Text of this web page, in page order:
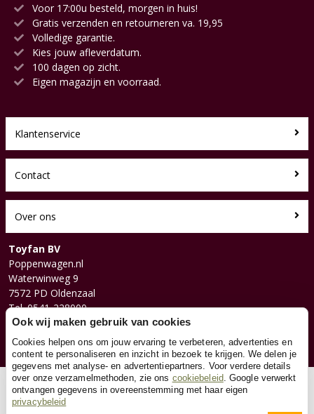
Voor 17:00u besteld, morgen in huis!
Gratis verzenden en retourneren va. 19,95
Volledige garantie.
Kies jouw afleverdatum.
100 dagen op zicht.
Eigen magazijn en voorraad.
Klantenservice
Contact
Over ons
Toyfan BV
Poppenwagen.nl
Waterwinweg 9
7572 PD Oldenzaal
Tel. 0541-228000
Facebook
Instagram
© 2026 Toyfan BV
Ook wij maken gebruik van cookies
Cookies helpen ons om jouw ervaring te verbeteren, advertenties en
content te personaliseren en inzicht in bezoek te krijgen. We delen je
gegevens met analyse- en advertentiepartners. Voor verdere details
over onze verzamelmethoden, zie ons cookiebeleid. Google verwerkt
ontvangen gegevens in overeenstemming met haar eigen
privacybeleid